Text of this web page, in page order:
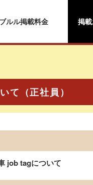
ブルル掲載料金 掲
（正社員）
job tagについて